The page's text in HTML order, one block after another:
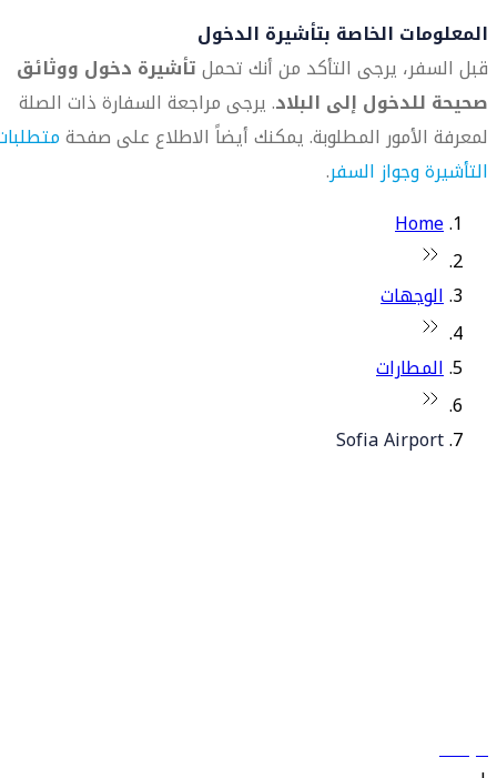
المعلومات الخاصة بتأشيرة الدخول
قبل السفر، يرجى التأكد من أنك تحملتأشيرة دخول ووثائق
صحيحة للدخول إلى البلاد. يرجى مراجعة السفارة ذات الصلة
لمعرفة الأمور المطلوبة. يمكنك أيضاً الاطلاع على صفحة
التأشيرة وجواز السفر.
Home
الوجهات
المطارات
Sofia Airport
سياساتنا